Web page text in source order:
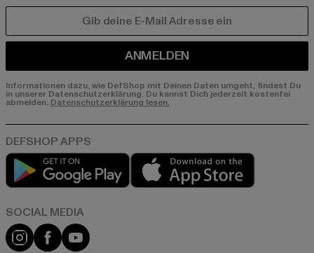
ANMELDEN
Informationen dazu, wie DefShop mit Deinen Daten umgeht, findest Du
in unserer Datenschutzerklärung. Du kannst Dich jederzeit kostenfei
abmelden. Datenschutzerklärung lesen.
Play market
Instagram
FacebookYouTube